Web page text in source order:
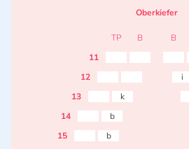
Oberkiefer
TP B B
11
12
i
13
k
14
b
15
b